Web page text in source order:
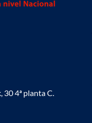
4ª planta C.